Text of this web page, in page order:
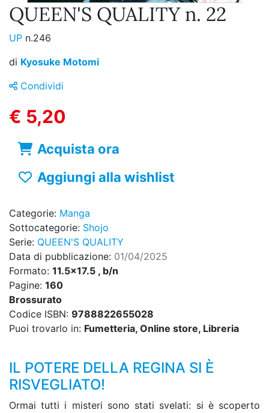
QUEEN'S QUALITY n. 22
UP n.246
di Kyosuke Motomi
Condividi
€ 5,20
Acquista ora
Aggiungi alla wishlist
Categorie: Manga
Sottocategorie: Shojo
Serie: QUEEN'S QUALITY
Data di pubblicazione: 01/04/2025
Formato: 11.5x17.5 , b/n
Pagine: 160
Brossurato
Codice ISBN: 9788822655028
Puoi trovarlo in: Fumetteria, Online store, Libreria
IL POTERE DELLA REGINA SI È
RISVEGLIATO!
Ormai tutti i misteri sono stati svelati: si è scoperto